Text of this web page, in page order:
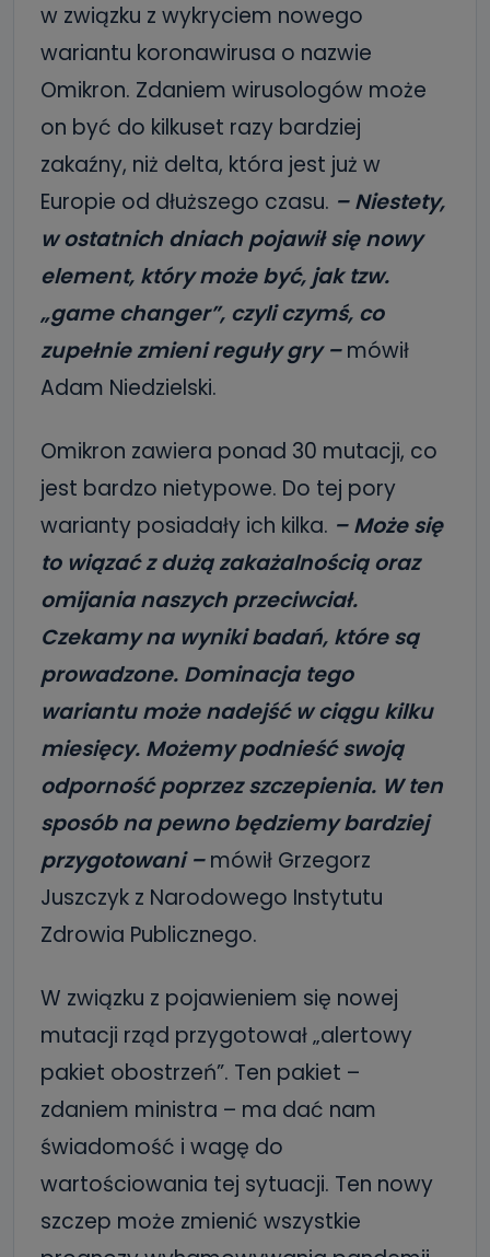
w związku z wykryciem nowego
wariantu koronawirusa o nazwie
Omikron. Zdaniem wirusologów może
on być do kilkuset razy bardziej
zakaźny, niż delta, która jest już w
Europie od dłuższego czasu. – Niestety,
w ostatnich dniach pojawił się nowy
element, który może być, jak tzw.
„game changer”, czyli czymś, co
zupełnie zmieni reguły gry – mówił
Adam Niedzielski.
Omikron zawiera ponad 30 mutacji, co
jest bardzo nietypowe. Do tej pory
warianty posiadały ich kilka. – Może się
to wiązać z dużą zakażalnością oraz
omijania naszych przeciwciał.
Czekamy na wyniki badań, które są
prowadzone. Dominacja tego
wariantu może nadejść w ciągu kilku
miesięcy. Możemy podnieść swoją
odporność poprzez szczepienia. W ten
sposób na pewno będziemy bardziej
przygotowani –mówił Grzegorz
Juszczyk z Narodowego Instytutu
Zdrowia Publicznego.
W związku z pojawieniem się nowej
mutacji rząd przygotował „alertowy
pakiet obostrzeń”. Ten pakiet –
zdaniem ministra – ma dać nam
świadomość i wagę do
wartościowania tej sytuacji. Ten nowy
szczep może zmienić wszystkie